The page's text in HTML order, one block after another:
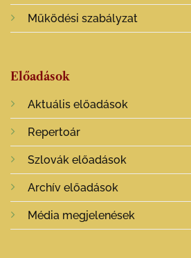
Működési szabályzat
Előadások
Aktuális előadások
Repertoár
Szlovák előadások
Archív előadások
Média megjelenések